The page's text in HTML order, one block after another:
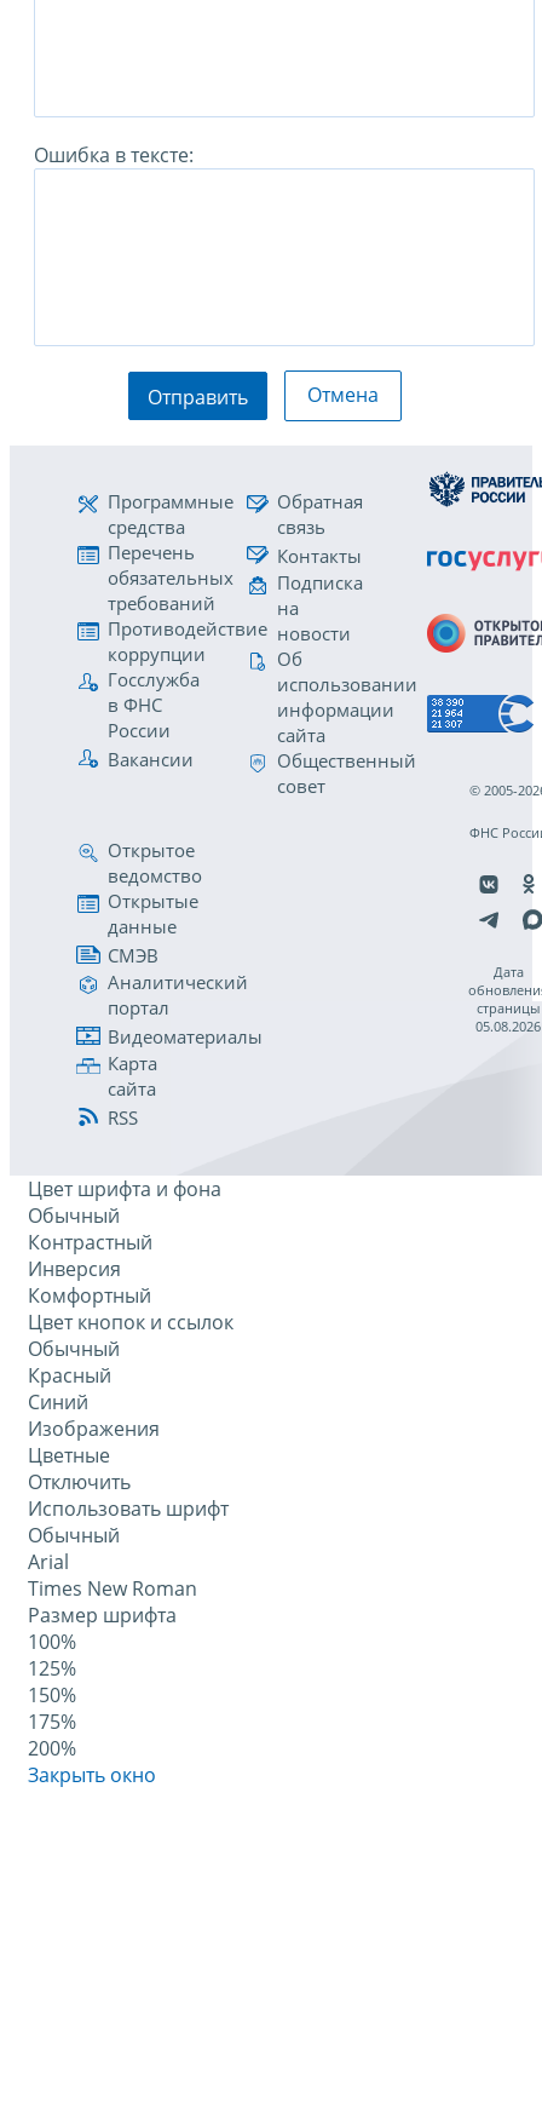
Ошибка в тексте:
Отправить Отмена
Программные
средства
Перечень
обязательных
требований
Противодействие
коррупции
Госслужба
в ФНС
России
Вакансии
Обратная
связь
Контакты
Подписка
на
новости
Об
использовании
информации
сайта
Общественный
совет
Открытое
ведомство
Открытые
данные
СМЭВ
Аналитический
портал
Видеоматериалы
Карта
сайта
RSS
© 2005-
ФНС
Дата
страницы
05.08.2026
Цвет шрифта и фона
Обычный
Контрастный
Инверсия
Комфортный
Цвет кнопок и ссылок
Обычный
Красный
Синий
Изображения
Цветные
Отключить
Использовать шрифт
Обычный
Arial
Times New Roman
Размер шрифта
100%
125%
150%
175%
200%
Закрыть окно